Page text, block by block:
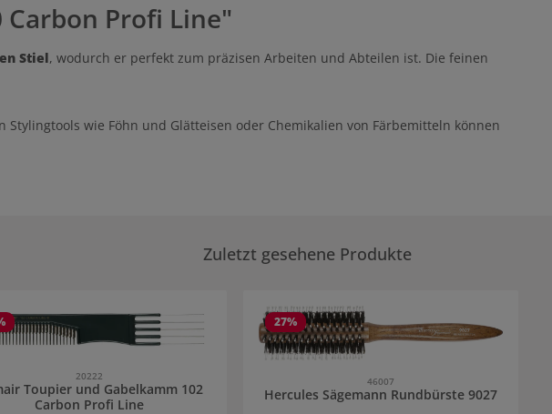
Profi Line"
Stiel, wodurch er perfekt zum präzisen Arbeiten und Abteilen ist. Die feinen
Stylingtools wie Föhn und Glätteisen oder Chemikalien von Färbemitteln können
Zuletzt gesehene Produkte
20222
Toupier und Gabelkamm 102
Carbon Profi Line
27%
46007
Hercules Sägemann Rundbürste 9027